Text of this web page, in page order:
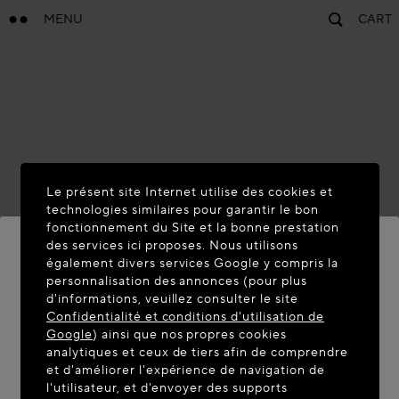
MENU CART
BIENVENUE SUR MAISON-
ALAIA.COM
Vous semblez être dans le pays suivant : United
States. Souhaitez-vous mettre à jour votre
localisation ?
Le présent site Internet utilise des cookies et
technologies similaires pour garantir le bon
fonctionnement du Site et la bonne prestation
des services ici proposes. Nous utilisons
également divers services Google y compris la
personnalisation des annonces (pour plus
d'informations, veuillez consulter le site
Confidentialité et conditions d'utilisation de
Google) ainsi que nos propres cookies
analytiques et ceux de tiers afin de comprendre
et d'améliorer l'expérience de navigation de
l'utilisateur, et d'envoyer des supports